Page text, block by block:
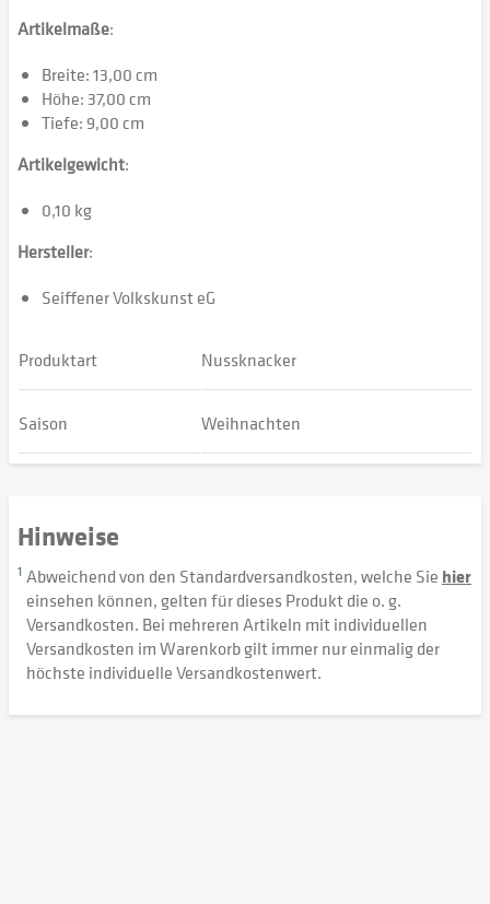
Artikelmaße:
Breite: 13,00 cm
Höhe: 37,00 cm
Tiefe: 9,00 cm
Artikelgewicht:
0,10 kg
Hersteller:
Seiffener Volkskunst eG
Produktart Nussknacker
Saison Weihnachten
Hinweise
1 Abweichend von den Standardversandkosten, welche Sie hier
einsehen können, gelten für dieses Produkt die o. g.
Versandkosten. Bei mehreren Artikeln mit individuellen
Versandkosten im Warenkorb gilt immer nur einmalig der
höchste individuelle Versandkostenwert.